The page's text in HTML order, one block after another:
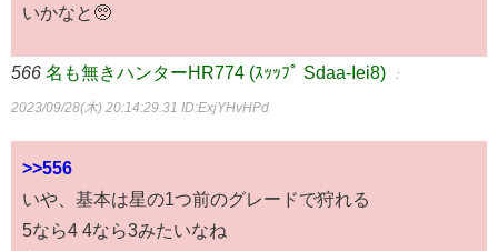
いかなと🥺
566 名も無きハンターHR774 (ｽｯｯﾌﾟ Sdaa-Iei8) ：
2023/09/28(木) 20:14:29.31 ID:ExjYHvHPd
>>556
いや、基本は星の1つ前のグレードで狩れる
5なら4 4なら3みたいなね